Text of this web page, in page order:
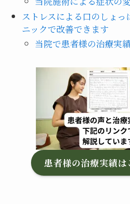
ストレスによる口のしょっ
ニックで改善できます
当院で患者様の治療実
患者様の治療実績は